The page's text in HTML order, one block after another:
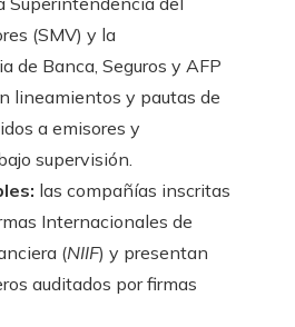
(SMV) y la
de Banca, Seguros y AFP
lineamientos y pautas de
a emisores y
supervisión.
las compañías inscritas
Internacionales de
(NIIF) y presentan
auditados por firmas